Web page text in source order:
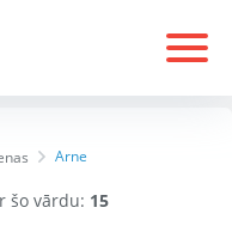
Arne
šo vārdu: 15